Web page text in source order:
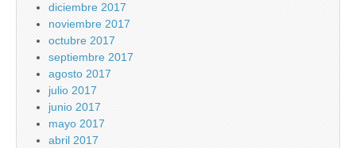
diciembre 2017
noviembre 2017
octubre 2017
septiembre 2017
agosto 2017
julio 2017
junio 2017
mayo 2017
abril 2017